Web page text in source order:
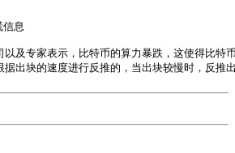
息
以及专家表示，比特币的算力暴跌，这使得比特